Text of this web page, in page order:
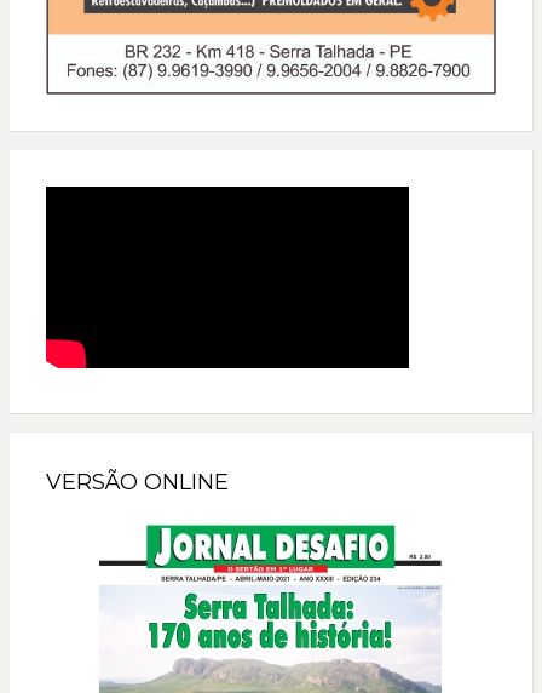
VERSÃO ONLINE